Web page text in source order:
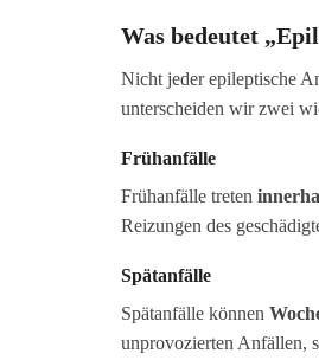
Was bedeutet
Nicht jeder epileptische
unterscheiden wir zwei
Frühanfälle
Frühanfälle treten
Reizungen des
Spätanfälle
Spätanfälle können
unprovozierten Anfällen,